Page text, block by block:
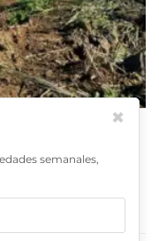
semanales,
✖